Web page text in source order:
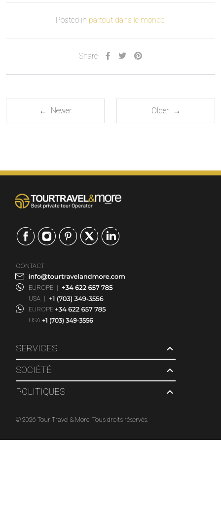
Posted in partout dans le monde.
Share
← Newer Older →
SERVICES
SOCIÉTÉ
POLITIQUES
CONTACT
EUROPE |
USA |
EUROPE
USA
© 2026 Tour Travel & More. Tous droits réservés.